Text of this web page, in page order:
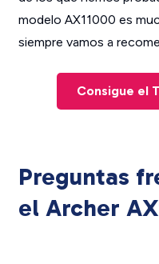
modelo AX11000 es
siempre vamos a
Consigue el
Preguntas
el Archer